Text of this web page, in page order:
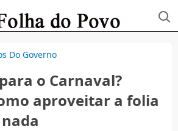
Do Governo
o Carnaval?
aproveitar a folia